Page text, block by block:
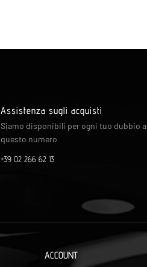
Assistenza sugli acquisti
Siamo disponibili per ogni tuo dubbio a
questo numero
+39 02 266 62 13
ACCOUNT